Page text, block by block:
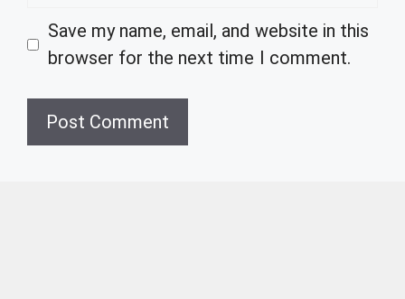
Save my name, email, and website in this
browser for the next time I comment.